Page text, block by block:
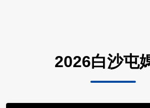
2026白沙屯